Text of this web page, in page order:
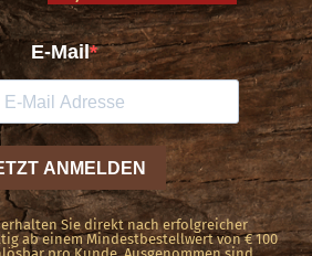
erhalten Sie direkt nach erfolgreicher
ab einem Mindestbestellwert von € 100